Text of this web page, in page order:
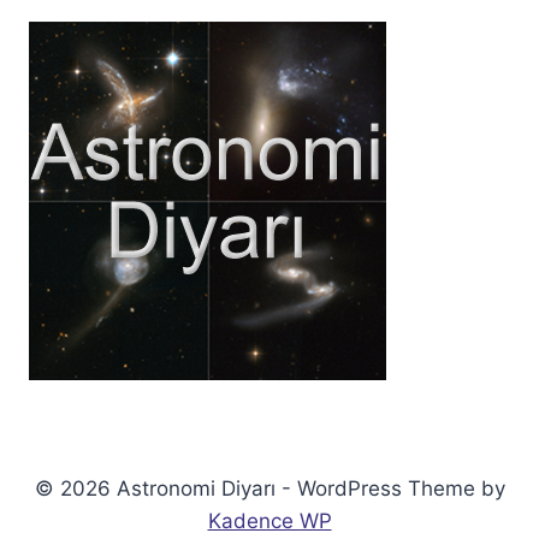
© 2026 Astronomi Diyarı - WordPress Theme by
Kadence WP